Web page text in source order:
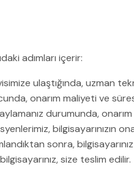
adımları içerir:
ulaştığında, uzman
onarım maliyeti ve
durumunda, onarım
bilgisayarınızın
sonra,
size teslim edilir.